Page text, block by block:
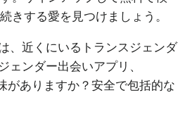
する愛を見つけましょう。
、近くにいるトランスジェンダ
ンダー出会いアプリ、
ありますか？安全で包括的な